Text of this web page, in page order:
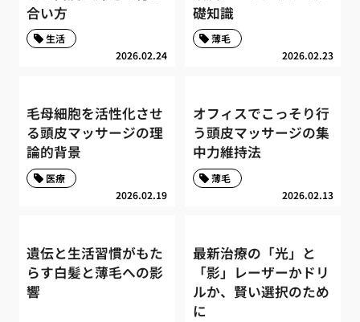
合い方
2026.02.24
生活
礎知識
2026.02.23
薄毛
毛母細胞を活性化させ
る頭皮マッサージの理
論的背景
2026.02.19
医療
オフィスでこっそり行
う頭皮マッサージの集
中力維持法
2026.02.13
薄毛
遺伝と生活習慣がもた
らす白髪と薄毛への影
響
最新治療の「光」と
「影」レーザーかドリ
ルか、賢い選択のため
に